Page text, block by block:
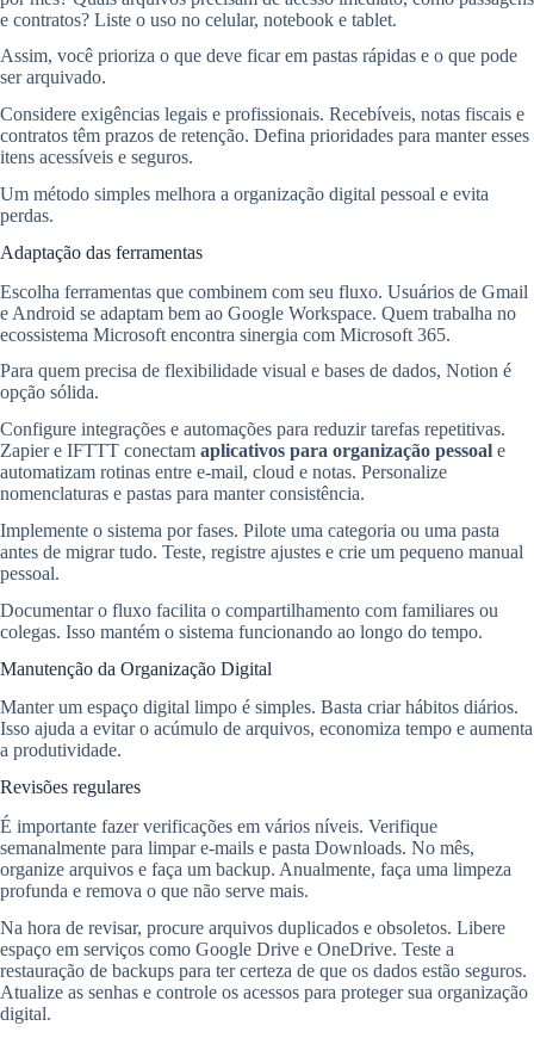
e contratos? Liste o uso no celular, notebook e tablet.
Assim, você prioriza o que deve ficar em pastas rápidas e o que pode
ser arquivado.
Considere exigências legais e profissionais. Recebíveis, notas fiscais e
contratos têm prazos de retenção. Defina prioridades para manter esses
itens acessíveis e seguros.
Um método simples melhora a organização digital pessoal e evita
perdas.
Adaptação das ferramentas
Escolha ferramentas que combinem com seu fluxo. Usuários de Gmail
e Android se adaptam bem ao Google Workspace. Quem trabalha no
ecossistema Microsoft encontra sinergia com Microsoft 365.
Para quem precisa de flexibilidade visual e bases de dados, Notion é
opção sólida.
Configure integrações e automações para reduzir tarefas repetitivas.
Zapier e IFTTT conectam aplicativos para organização pessoal e
automatizam rotinas entre e-mail, cloud e notas. Personalize
nomenclaturas e pastas para manter consistência.
Implemente o sistema por fases. Pilote uma categoria ou uma pasta
antes de migrar tudo. Teste, registre ajustes e crie um pequeno manual
pessoal.
Documentar o fluxo facilita o compartilhamento com familiares ou
colegas. Isso mantém o sistema funcionando ao longo do tempo.
Manutenção da Organização Digital
Manter um espaço digital limpo é simples. Basta criar hábitos diários.
Isso ajuda a evitar o acúmulo de arquivos, economiza tempo e aumenta
a produtividade.
Revisões regulares
É importante fazer verificações em vários níveis. Verifique
semanalmente para limpar e-mails e pasta Downloads. No mês,
organize arquivos e faça um backup. Anualmente, faça uma limpeza
profunda e remova o que não serve mais.
Na hora de revisar, procure arquivos duplicados e obsoletos. Libere
espaço em serviços como Google Drive e OneDrive. Teste a
restauração de backups para ter certeza de que os dados estão seguros.
Atualize as senhas e controle os acessos para proteger sua organização
digital.